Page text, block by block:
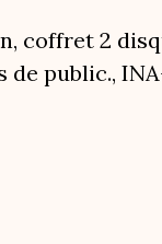
coffret 2
public.,